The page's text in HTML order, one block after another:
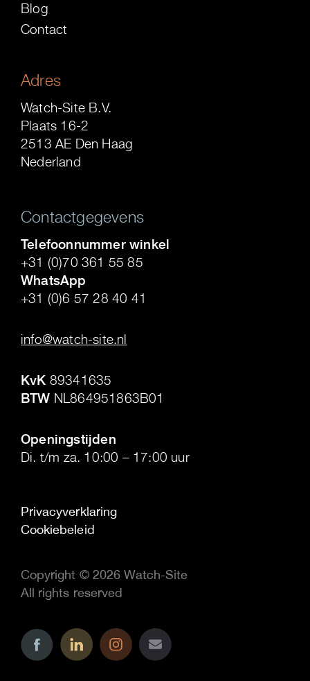
Blog
Contact
Adres
Watch-Site B.V.
Plaats 16-2
2513 AE Den Haag
Nederland
Contactgegevens
Telefoonnummer winkel
+31 (0)70 361 55 85
WhatsApp
+31 (0)6 57 28 40 41
info@watch-site.nl
KvK 89341635
BTW NL864951863B01
Openingstijden
Di. t/m za. 10:00 – 17:00 uur
Privacyverklaring
Cookiebeleid
Copyright © 2026 Watch-Site
All rights reserved